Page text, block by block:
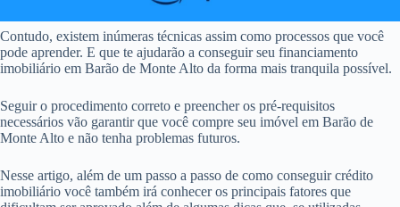
Contudo, existem inúmeras técnicas assim como processos que você
pode aprender. E que te ajudarão a conseguir seu financiamento
imobiliário em Barão de Monte Alto da forma mais tranquila possível.
Seguir o procedimento correto e preencher os pré-requisitos
necessários vão garantir que você compre seu imóvel em Barão de
Monte Alto e não tenha problemas futuros.
Nesse artigo, além de um passo a passo de como conseguir crédito
imobiliário você também irá conhecer os principais fatores que